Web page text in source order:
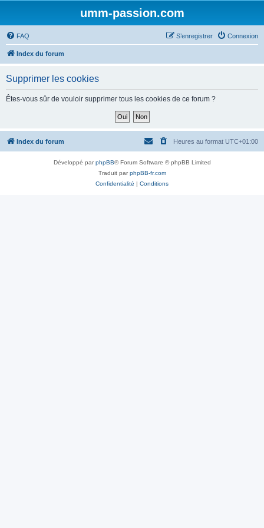
umm-passion.com
FAQ Connexion
S’enregistrer
Index du forum
Supprimer les cookies
Êtes-vous sûr de vouloir supprimer tous les cookies de ce forum ?
Index du forum Heures au format UTC+01:00
Développé parphpBB® Forum Software © phpBB Limited
Traduit parphpBB-fr.com
Confidentialité | Conditions